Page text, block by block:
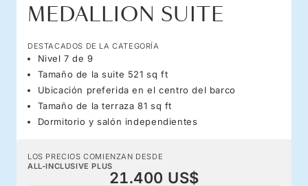
MEDALLION SUITE
DESTACADOS DE LA CATEGORÍA
Nivel 7 de 9
Tamaño de la suite 521 sq ft
Ubicación preferida en el centro del barco
Tamaño de la terraza 81 sq ft
Dormitorio y salón independientes
LOS PRECIOS COMIENZAN DESDE
ALL-INCLUSIVE PLUS
21.400 US$